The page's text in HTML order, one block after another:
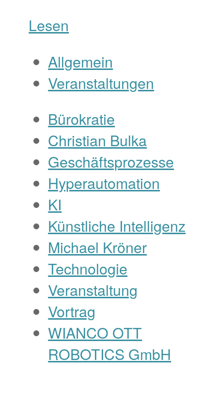
Lesen
Allgemein
Veranstaltungen
Bürokratie
Christian Bulka
Geschäftsprozesse
Hyperautomation
KI
Künstliche Intelligenz
Michael Kröner
Technologie
Veranstaltung
Vortrag
WIANCO OTT
ROBOTICS GmbH